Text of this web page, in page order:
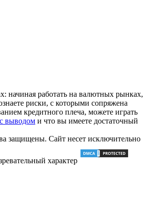
начиная работать на валютных рынках,
риски, с которыми сопряжена
кредитного плеча, можете играть
выводом и что вы имеете достаточный
защищены. Сайт несет исключительно
характер